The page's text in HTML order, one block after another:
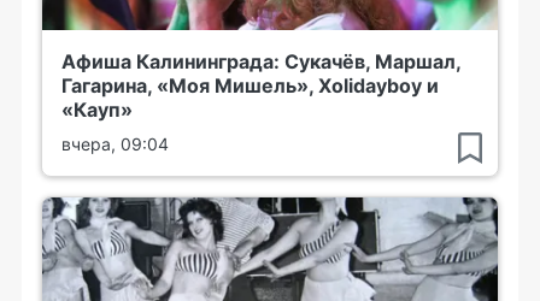
Афиша Калининграда: Сукачёв, Маршал,
Гагарина, «Моя Мишель», Xolidayboy и
«Кауп»
вчера, 09:04